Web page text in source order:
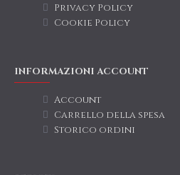
Privacy Policy
Cookie Policy
INFORMAZIONI ACCOUNT
Account
Carrello della spesa
Storico ordini